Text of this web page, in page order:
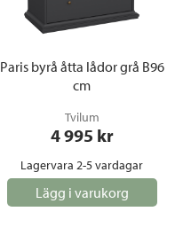
Paris byrå åtta lådor grå B96
cm
Tvilum
4 995 kr
Lagervara 2-5 vardagar
Lägg i varukorg